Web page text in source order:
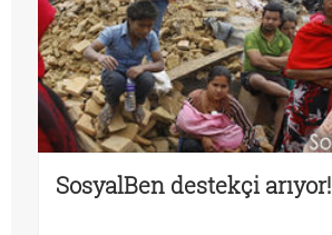
SosyalBen destekçi arıyor!